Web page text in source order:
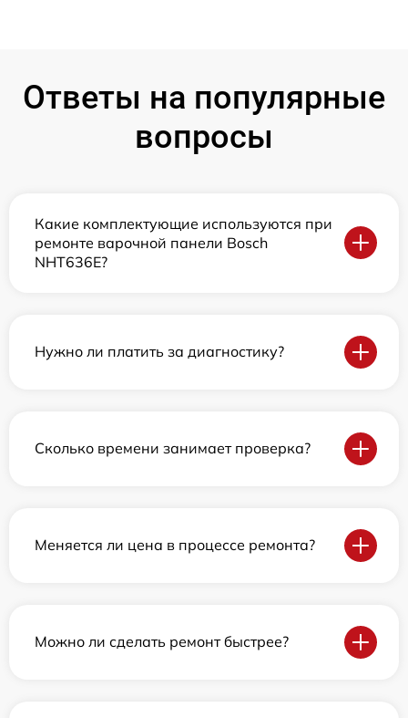
Ответы на популярные
вопросы
Какие комплектующие используются при
ремонте варочной панели Bosch
NHT636E?
Нужно ли платить за диагностику?
Сколько времени занимает проверка?
Меняется ли цена в процессе ремонта?
Можно ли сделать ремонт быстрее?